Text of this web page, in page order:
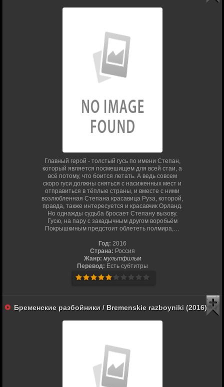
Главный герой - толстый гусь по имени Степан,
который является посмешищем для всей стаи, а
всё потому, что боится летать. А ведь совсем
скоро гуси должны сняться с насиженных мест и
отправиться в тёплые страны, и вместе с ними
возлюбленная Степана красавица Руза, которой,
правда, также интересуется и красавчик Орланд.
Но однажды судьба бросает Степану вызову.
Гусю, на пару с закадычным другом воробьём
Покрышкиным предстоит облететь полмира,…
Год: 2016
Страна: Россия
Жанр: мультфильм
Перевод: Есть субтитры
Бременские разбойники / Bremenskie razboyniki (2016)